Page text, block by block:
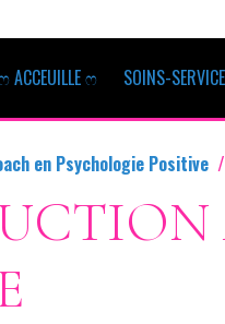
ACCEUILLE ෆ SOINS-
en Psychologie Positive